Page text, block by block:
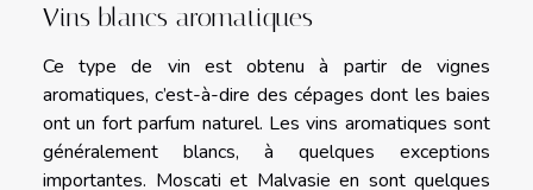
Vins blancs aromatiques
Ce type de vin est obtenu à partir de vignes
aromatiques, c’est-à-dire des cépages dont les baies
ont un fort parfum naturel. Les vins aromatiques sont
généralement blancs, à quelques exceptions
importantes. Moscati et Malvasie en sont quelques